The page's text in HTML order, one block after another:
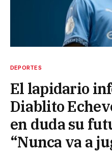
DEPORTES
El lapidario
Diablito
en duda su
“Nunca va a